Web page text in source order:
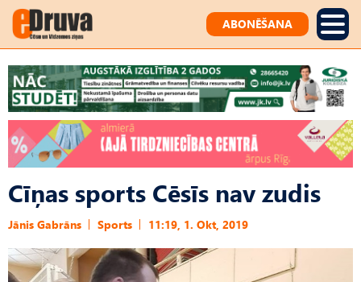
ABONĒŠANA
Cīņas sports Cēsīs nav zudis
Jānis Gabrāns Sports 11:19, 1. Okt, 2019